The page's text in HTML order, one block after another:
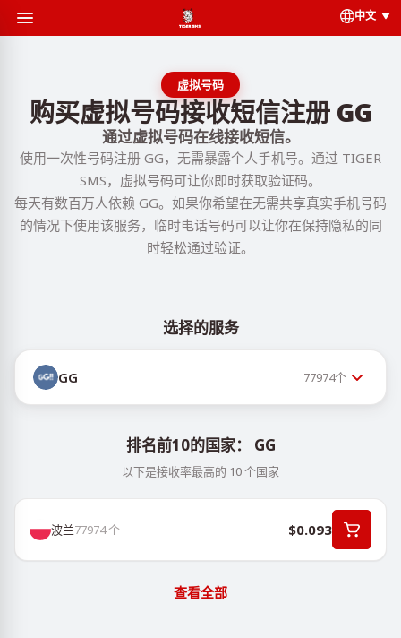
中文
虚拟号码
购买虚拟号码接收短信注册 GG
通过虚拟号码在线接收短信。
使用一次性号码注册 GG，无需暴露个人手机号。通过 TIGER
SMS，虚拟号码可让你即时获取验证码。
每天有数百万人依赖 GG。如果你希望在无需共享真实手机号码
的情况下使用该服务，临时电话号码可以让你在保持隐私的同
时轻松通过验证。
选择的服务
GG 77974个
排名前10的国家： GG
以下是接收率最高的 10 个国家
波兰77974个 $0.093
查看全部